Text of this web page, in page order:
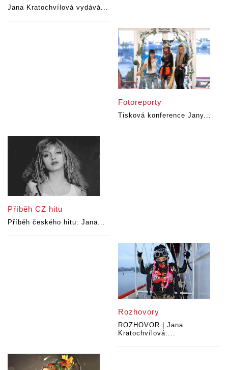
Jana Kratochvílová vydává...
Fotoreporty
Tisková konference Jany...
Příběh CZ hitu
Příběh českého hitu: Jana...
Rozhovory
ROZHOVOR | Jana
Kratochvílová:...